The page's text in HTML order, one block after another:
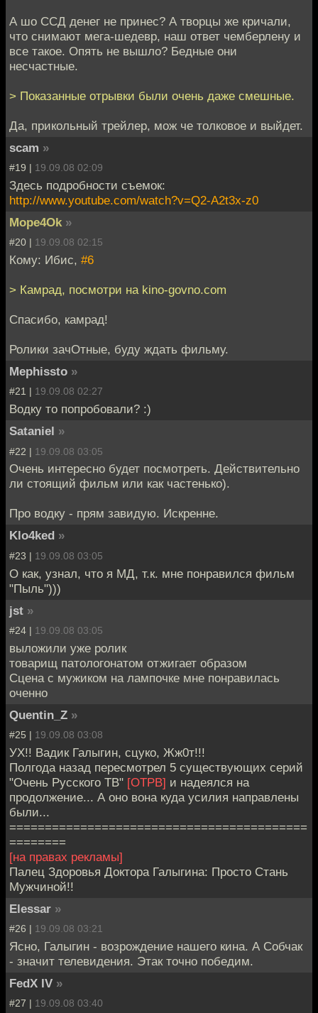
А шо ССД денег не принес? А творцы же кричали,
что снимают мега-шедевр, наш ответ чемберлену и
все такое. Опять не вышло? Бедные они
несчастные.
> Показанные отрывки были очень даже смешные.
Да, прикольный трейлер, мож че толковое и выйдет.
scam »
#19 | 19.09.08 02:09
Здесь подробности съемок:
http://www.youtube.com/watch?v=Q2-A2t3x-z0
Mope4Ok »
#20 | 19.09.08 02:15
Кому: Ибис, #6
> Камрад, посмотри на kino-govno.com
Спасибо, камрад!
Ролики зачОтные, буду ждать фильму.
Mephissto »
#21 | 19.09.08 02:27
Водку то попробовали? :)
Sataniel »
#22 | 19.09.08 03:05
Очень интересно будет посмотреть. Действительно
ли стоящий фильм или как частенько).
Про водку - прям завидую. Искренне.
Klo4ked »
#23 | 19.09.08 03:05
О как, узнал, что я МД, т.к. мне понравился фильм
"Пыль")))
jst »
#24 | 19.09.08 03:05
выложили уже ролик
товарищ патологонатом отжигает образом
Сцена с мужиком на лампочке мне понравилась
оченно
Quentin_Z »
#25 | 19.09.08 03:08
УХ!! Вадик Галыгин, сцуко, Жж0т!!!
Полгода назад пересмотрел 5 существующих серий
"Очень Русского ТВ" [ОТРВ] и надеялся на
продолжение... А оно вона куда усилия направлены
были...
==========================================
========
[на правах рекламы]
Палец Здоровья Доктора Галыгина: Просто Стань
Мужчиной!!
Elessar »
#26 | 19.09.08 03:21
Ясно, Галыгин - возрождение нашего кина. А Собчак
- значит телевидения. Этак точно победим.
FedX IV »
#27 | 19.09.08 03:40